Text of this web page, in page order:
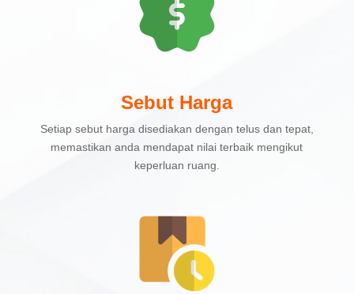
Sebut Harga
Setiap sebut harga disediakan dengan telus dan tepat,
memastikan anda mendapat nilai terbaik mengikut
keperluan ruang.